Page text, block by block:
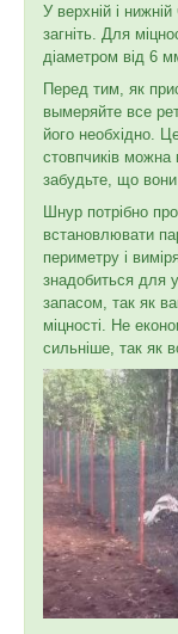
У верхній і нижній
загніть. Для
діаметром від 6
Перед тим, як
вымеряйте все
його необхідно.
стовпчиків
забудьте, що
Шнур потрібно
встановлювати
периметру і
знадобиться для
запасом, так як
міцності. Не
сильніше, так як